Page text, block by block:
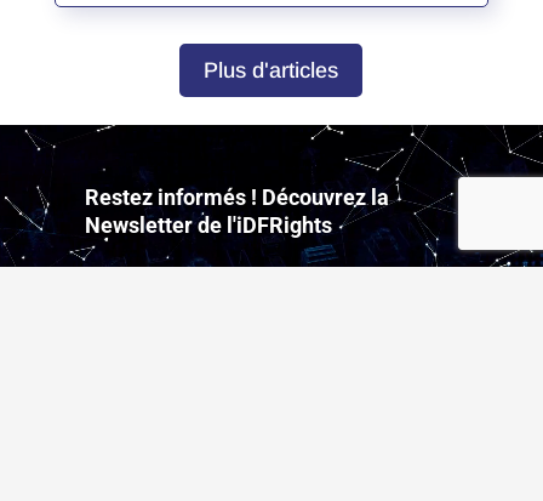
Plus d'articles
Lecteur
Restez informés ! Découvrez la
Newsletter de l'iDFRights